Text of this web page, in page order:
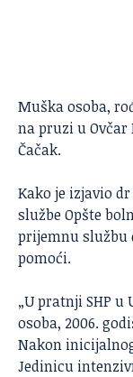
Muška osoba,
na pruzi uOvčar
Čačak.
Kako je izjavio
službe Opšte
prijemnu službu
pomoći.
„U pratnji SHP u
osoba, 2006.
Nakon
Jedinicu